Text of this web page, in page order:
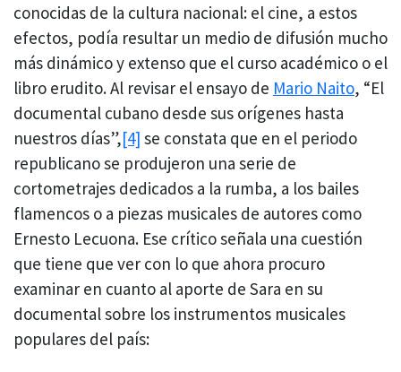
conocidas de la cultura nacional: el cine, a estos
efectos, podía resultar un medio de difusión mucho
más dinámico y extenso que el curso académico o el
libro erudito. Al revisar el ensayo de Mario Naito, “El
documental cubano desde sus orígenes hasta
nuestros días”,[4] se constata que en el periodo
republicano se produjeron una serie de
cortometrajes dedicados a la rumba, a los bailes
flamencos o a piezas musicales de autores como
Ernesto Lecuona. Ese crítico señala una cuestión
que tiene que ver con lo que ahora procuro
examinar en cuanto al aporte de Sara en su
documental sobre los instrumentos musicales
populares del país: